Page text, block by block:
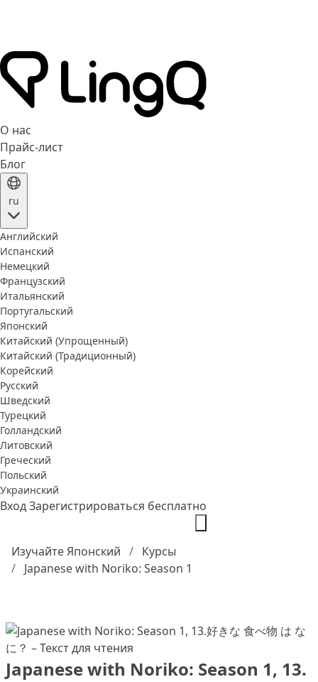
О нас
Прайс-лист
Блог
ru
Английский
Испанский
Немецкий
Французский
Итальянский
Португальский
Японский
Китайский (Упрощенный)
Китайский (Традиционный)
Корейский
Русский
Шведский
Турецкий
Голландский
Литовский
Греческий
Польский
Украинский
ВходЗарегистрироваться бесплатно
Изучайте Японский
Курсы
Japanese with Noriko: Season 1
Japanese with Noriko: Season 1, 13.